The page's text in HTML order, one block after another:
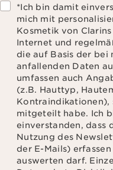
*Ich bin damit
mich mit
Kosmetik von
Internet und
die auf Basis der bei
anfallenden Daten
umfassen auch
(z.B. Hauttyp,
Kontraindikationen),
mitgeteilt habe. Ich
einverstanden, dass
Nutzung des
der E-Mails)
auswerten darf.